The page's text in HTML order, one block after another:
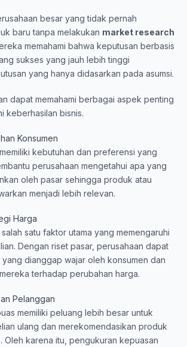
besar yang tidak pernah
baru tanpa melakukan market research
memahami bahwa keputusan berbasis
sukses yang jauh lebih tinggi
yang hanya didasarkan pada asumsi.
dapat memahami berbagai aspek penting
keberhasilan bisnis.
Konsumen
kebutuhan dan preferensi yang
perusahaan mengetahui apa yang
oleh pasar sehingga produk atau
menjadi lebih relevan.
Harga
satu faktor utama yang memengaruhi
Dengan riset pasar, perusahaan dapat
dianggap wajar oleh konsumen dan
terhadap perubahan harga.
Pelanggan
memiliki peluang lebih besar untuk
ulang dan merekomendasikan produk
Oleh karena itu, pengukuran kepuasan